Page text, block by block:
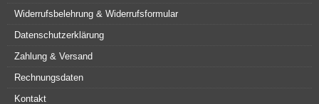
Widerrufsbelehrung & Widerrufsformular
Datenschutzerklärung
Zahlung & Versand
Rechnungsdaten
Kontakt